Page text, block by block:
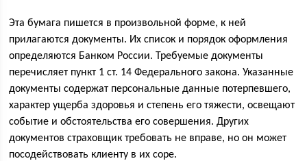
Эта бумага пишется в произвольной форме, к ней
прилагаются документы. Их список и порядок оформления
определяются Банком России. Требуемые документы
перечисляет пункт 1 ст. 14 Федерального закона. Указанные
документы содержат персональные данные потерпевшего,
характер ущерба здоровья и степень его тяжести, освещают
событие и обстоятельства его совершения. Других
документов страховщик требовать не вправе, но он может
посодействовать клиенту в их соре.